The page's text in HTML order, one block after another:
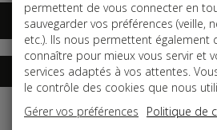
Accueil Guides Procès aux
permettent de vous connecter en
sauvegarder vos préférences (veille,
etc.). Ils nous permettent également
connaître pour mieux vous servir et
services adaptés à vos attentes.
le contrôle des cookies que nous
Gérer vos préférences
Politique de